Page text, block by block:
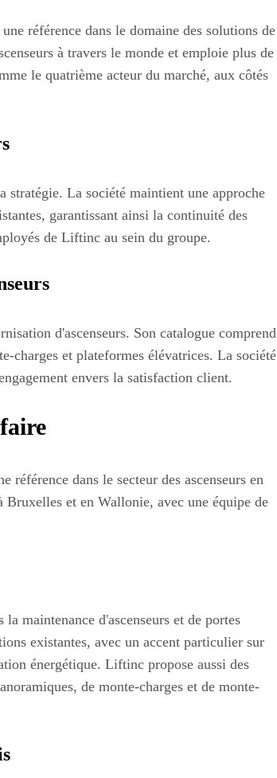
référence dans le domaine des solutions de
à travers le monde et emploie plus de
le quatrième acteur du marché, aux côtés
stratégie. La société maintient une approche
garantissant ainsi la continuité des
de Liftinc au sein du groupe.
d'ascenseurs. Son catalogue comprend
charges et plateformes élévatrices. La société
envers la satisfaction client.
dans le secteur des ascenseurs en
Bruxelles et en Wallonie, avec une équipe de
maintenance d'ascenseurs et de portes
existantes, avec un accent particulier sur
énergétique. Liftinc propose aussi des
de monte-charges et de monte-